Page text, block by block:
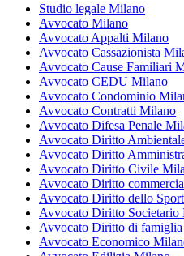
Studio legale Milano
Avvocato Milano
Avvocato Appalti Milano
Avvocato Cassazionista
Avvocato Cause Familiari
Avvocato CEDU Milano
Avvocato Condominio
Avvocato Contratti Milano
Avvocato Difesa Penale
Avvocato Diritto
Avvocato Diritto
Avvocato Diritto Civile
Avvocato Diritto
Avvocato Diritto dello
Avvocato Diritto Societario
Avvocato Diritto di
Avvocato Economico